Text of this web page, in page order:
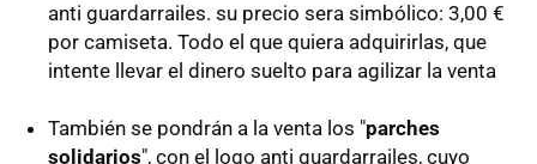
anti guardarrailes. su precio sera simbólico: 3,00 €
por camiseta. Todo el que quiera adquirirlas, que
intente llevar el dinero suelto para agilizar la venta
También se pondrán a la venta los "parches
solidarios", con el logo anti guardarrailes, cuyo